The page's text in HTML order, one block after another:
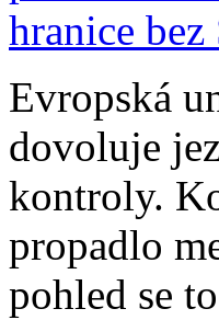
Evropská
dovoluje
kontroly.
propadlo
pohled se